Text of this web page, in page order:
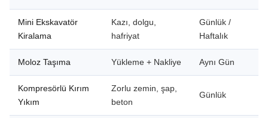
Mini Ekskavatör
Kiralama
Kazı, dolgu,
hafriyat
Günlük /
Haftalık
Moloz Taşıma Yükleme + Nakliye Aynı Gün
Kompresörlü Kırım
Yıkım
Zorlu zemin, şap,
beton
Günlük